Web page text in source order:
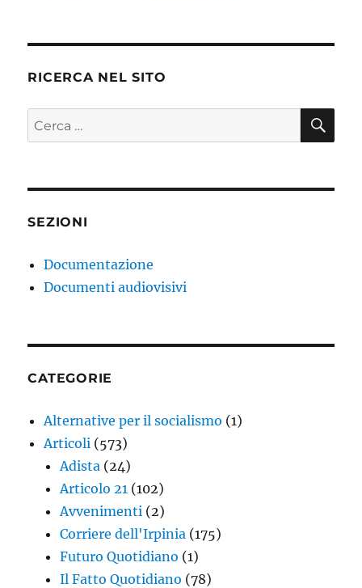
RICERCA NEL SITO
Cerca:
SEZIONI
Documentazione
Documenti audiovisivi
CATEGORIE
Alternative per il socialismo (1)
Articoli (573)
Adista (24)
Articolo 21 (102)
Avvenimenti (2)
Corriere dell'Irpinia (175)
Futuro Quotidiano (1)
Il Fatto Quotidiano (78)